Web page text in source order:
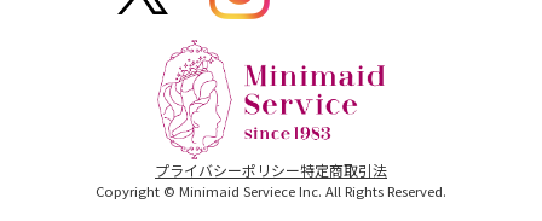
プライバシーポリシー特定商取引法
Copyright © Minimaid Serviece Inc. All Rights Reserved.